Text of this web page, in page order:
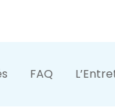
FAQ